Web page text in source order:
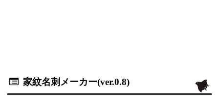
家紋名刺メーカー(ver.0.8)